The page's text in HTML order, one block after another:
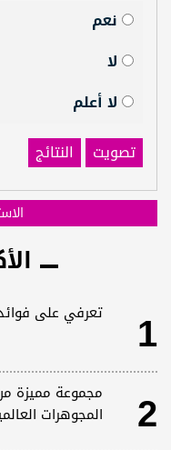
نعم
لا
لا أعلم
تصويت
النتائج
1 تعرفي على
2
مجموعة مميزة
المجوهرات